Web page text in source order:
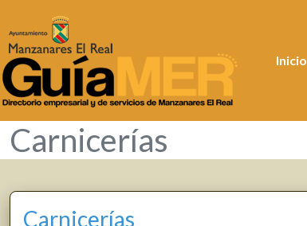
Inicio
Carnicerías
Carnicerías